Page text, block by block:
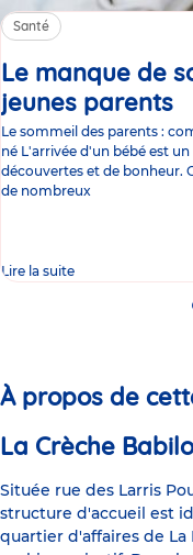
Santé
Le manque de
jeunes parents
Le sommeil des parents :
né L'arrivée d'un bébé est
découvertes et de bonheur.
de nombreux
Lire la suite
À propos de
La Crèche
Située rue des Larris
structure d'accueil est
quartier d'affaires de